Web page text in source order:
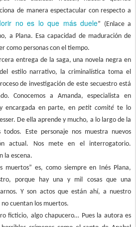
de manera espectacular con respecto a
no es lo que más duele” (Enlace a
a Plana. Esa capacidad de maduración de
como personas con el tiempo.
entrega de la saga, una novela negra en
estilo narrativo, la criminalística toma el
de investigación de este secuestro está
Conocemos a Amanda, especialista en
encargada en parte, enpetit comité te lo
De ella aprende y mucho, a lo largo de la
Este personaje nos muestra nuevos
actual. Nos mete en el interrogatorio.
la escena.
muertos” es, como siempre en Inés Plana,
porque hay una y mil cosas que una
Y son actos que están ahí, a nuestro
no cuentan los muertos.
ficticio, algo chapucero… Pues la autora es